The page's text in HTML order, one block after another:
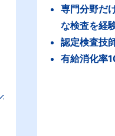
専門分野だ
な検査を経
認定検査技
有給消化率